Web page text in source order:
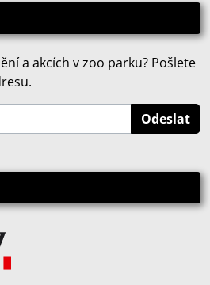
a akcích v zoo parku? Pošlete